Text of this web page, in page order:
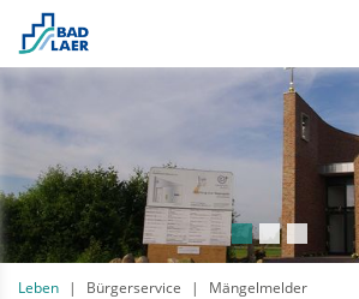
Leben Bürgerservice Mängelmelder